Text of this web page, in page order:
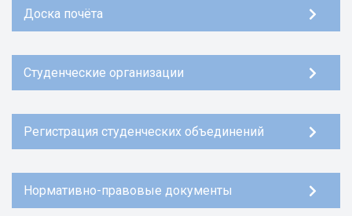
Доска почёта
Студенческие организации
Регистрация студенческих объединений
Нормативно-правовые документы